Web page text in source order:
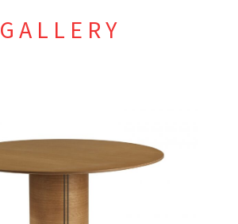
GALLERY